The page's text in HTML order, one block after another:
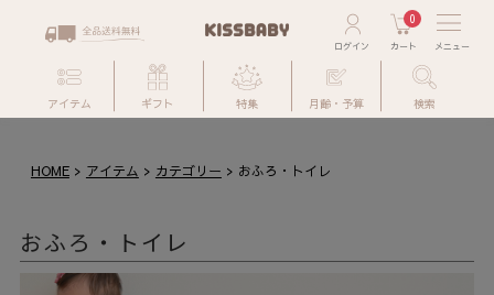
0
アイテム ギフト 特集 月齢・予算 検索
HOME アイテム カテゴリー おふろ・トイレ
おふろ・トイレ